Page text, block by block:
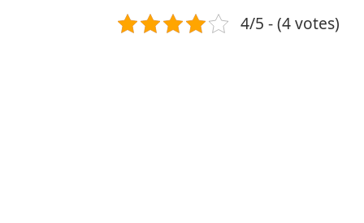
4/5 - (4 votes)